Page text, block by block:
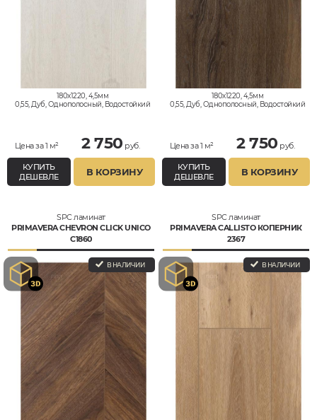
180x1220, 4,5мм
0,55, Дуб, Однополосный, Водостойкий
Цена за 1 м² 2 750 руб.
КУПИТЬ
ДЕШЕВЛЕ
В КОРЗИНУ
180x1220, 4,5мм
0,55, Дуб, Однополосный, Водостойкий
Цена за 1 м² 2 750 руб.
КУПИТЬ
ДЕШЕВЛЕ
В КОРЗИНУ
SPC ламинат
PRIMAVERA CHEVRON CLICK UNICO
C1860
В НАЛИЧИИ
SPC ламинат
PRIMAVERA CALLISTO КОПЕРНИК
2367
В НАЛИЧИИ